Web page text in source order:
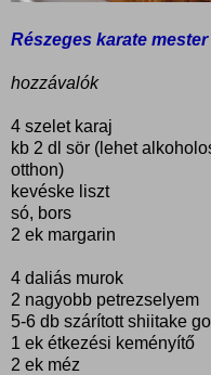
Részeges karate
hozzávalók
4 szelet karaj
kb 2 dl sör (lehet
otthon)
kevéske liszt
só, bors
2 ek margarin
4 daliás murok
2 nagyobb petrezselyem
5-6 db szárított shiitake
1 ek étkezési keményítő
2 ek méz